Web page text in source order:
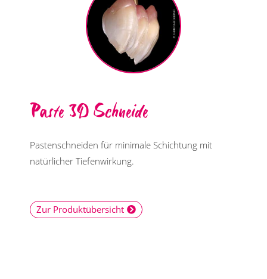
Paste 3D Schneide
Pastenschneiden für minimale Schichtung mit
natürlicher Tiefenwirkung.
Zur Produktübersicht